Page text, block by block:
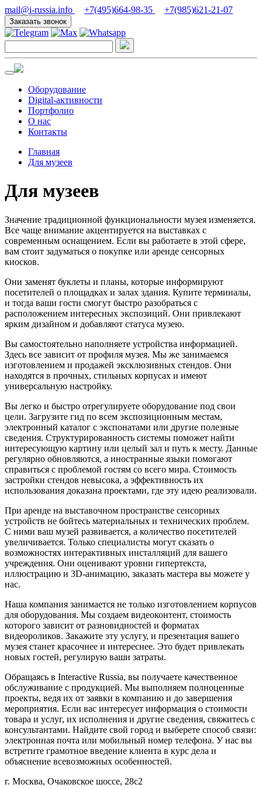
mail@i-russia.info +7(495)664-98-35 +7(985)621-21-07
Заказать звонок
Оборудование
Digital-активности
Портфолио
О нас
Контакты
Главная
Для музеев
Для музеев
Значение традиционной функциональности музея изменяется.
Все чаще внимание акцентируется на выставках с
современным оснащением. Если вы работаете в этой сфере,
вам стоит задуматься о покупке или аренде сенсорных
киосков.
Они заменят буклеты и планы, которые информируют
посетителей о площадках и залах здания. Купите терминалы,
и тогда ваши гости смогут быстро разобраться с
расположением интересных экспозиций. Они привлекают
ярким дизайном и добавляют статуса музею.
Вы самостоятельно наполняете устройства информацией.
Здесь все зависит от профиля музея. Мы же занимаемся
изготовлением и продажей эксклюзивных стендов. Они
находятся в прочных, стильных корпусах и имеют
универсальную настройку.
Вы легко и быстро отрегулируете оборудование под свои
цели. Загрузите гид по всем экспозиционным местам,
электронный каталог с экспонатами или другие полезные
сведения. Структурированность системы поможет найти
интересующую картину или целый зал и путь к месту. Данные
регулярно обновляются, а иностранные языки помогают
справиться с проблемой гостям со всего мира. Стоимость
застройки стендов невысока, а эффективность их
использования доказана проектами, где эту идею реализовали.
При аренде на выставочном пространстве сенсорных
устройств не бойтесь материальных и технических проблем.
С ними ваш музей развивается, а количество посетителей
увеличивается. Только специалисты могут сказать о
возможностях интерактивных инсталляций для вашего
учреждения. Они оценивают уровни гипертекста,
иллюстрацию и 3D-анимацию, заказать мастера вы можете у
нас.
Наша компания занимается не только изготовлением корпусов
для оборудования. Мы создаем видеоконтент, стоимость
которого зависит от разновидностей и форматах
видеороликов. Закажите эту услугу, и презентация вашего
музея станет красочнее и интереснее. Это будет привлекать
новых гостей, регулирую ваши затраты.
Обращаясь в Interactive Russia, вы получаете качественное
обслуживание с продукцией. Мы выполняем полноценные
проекты, ведя их от заявки в компанию и до завершения
мероприятия. Если вас интересует информация о стоимости
товара и услуг, их исполнения и другие сведения, свяжитесь с
консультантами. Найдите свой город и выберете способ связи:
электронная почта или мобильный номер телефона. У нас вы
встретите грамотное введение клиента в курс дела и
объяснение всевозможных особенностей.
г. Москва, Очаковское шоссе, 28с2